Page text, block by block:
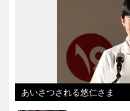
あいさつされる悠仁さま